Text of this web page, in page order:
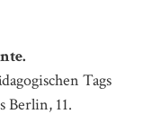
Tags
Berlin, 11.